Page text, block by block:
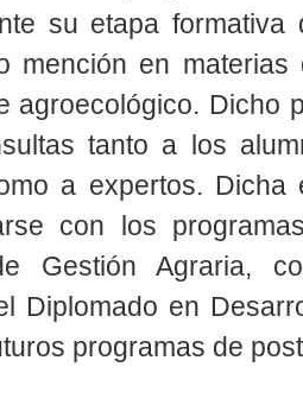
su etapa
mención en materias
agroecológico. Dicho
tanto a los
a expertos. Dicha
con los
Gestión Agraria,
Diplomado en
programas de